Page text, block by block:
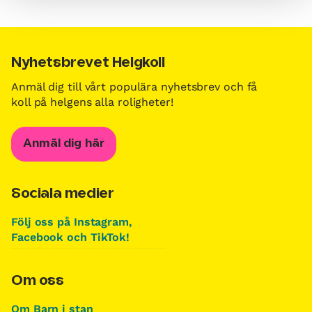
Nyhetsbrevet Helgkoll
Anmäl dig till vårt populära nyhetsbrev och få
koll på helgens alla roligheter!
Anmäl dig här
Sociala medier
Följ oss på Instagram,
Facebook och TikTok!
Om oss
Om Barn i stan